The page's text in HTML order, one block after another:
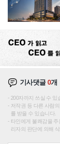
기사댓글0개
200자까지 쓰실 수 있
저작권 등 다른 사람
를 받을 수 있습니다.
타인에게 불쾌감을
리자의 판단에 의해